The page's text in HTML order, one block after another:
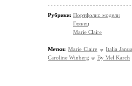
Рубрики: Портфолио модели
Глянец
Marie Claire
Метки: Marie Claire
Italia
Caroline Winberg
By Mel Karch